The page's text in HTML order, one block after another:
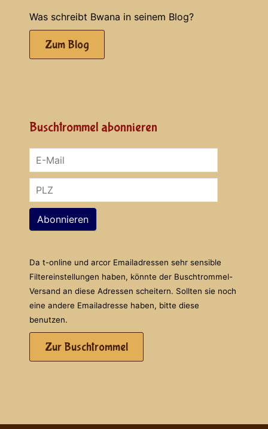
Was schreibt Bwana in seinem Blog?
Zum Blog
Buschtrommel abonnieren
Abonnieren
Da t-online und arcor Emailadressen sehr sensible
Filtereinstellungen haben, könnte der Buschtrommel-
Versand an diese Adressen scheitern. Sollten sie noch
eine andere Emailadresse haben, bitte diese
benutzen.
Zur Buschtrommel